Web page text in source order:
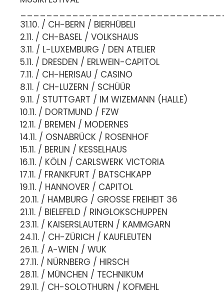
31.10. / CH-BERN / BIERHÜBELI
2.11. / CH-BASEL / VOLKSHAUS
3.11. / L-LUXEMBURG / DEN ATELIER
5.11. / DRESDEN / ERLWEIN-CAPITOL
7.11. / CH-HERISAU / CASINO
8.11. / CH-LUZERN / SCHÜÜR
9.11. / STUTTGART / IM WIZEMANN (HALLE)
10.11. / DORTMUND / FZW
12.11. / BREMEN / MODERNES
14.11. / OSNABRÜCK / ROSENHOF
15.11. / BERLIN / KESSELHAUS
16.11. / KÖLN / CARLSWERK VICTORIA
17.11. / FRANKFURT / BATSCHKAPP
19.11. / HANNOVER / CAPITOL
20.11. / HAMBURG / GROSSE FREIHEIT 36
21.11. / BIELEFELD / RINGLOKSCHUPPEN
23.11. / KAISERSLAUTERN / KAMMGARN
24.11. / CH-ZÜRICH / KAUFLEUTEN
26.11. / A-WIEN / WUK
27.11. / NÜRNBERG / HIRSCH
28.11. / MÜNCHEN / TECHNIKUM
29.11. / CH-SOLOTHURN / KOFMEHL